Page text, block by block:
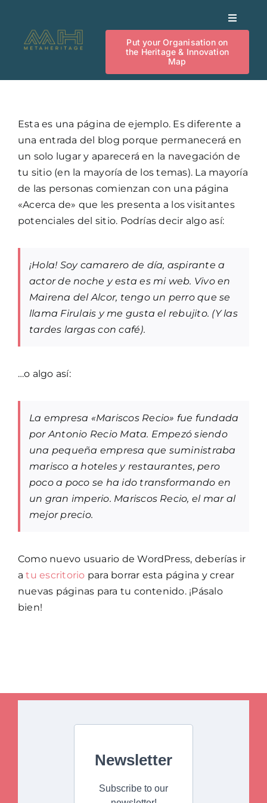
content
Toggle
Heritage Innovation Map
News
Investment
Knowledge
Events
Members
Log in
Put your Organisation on
the Heritage & Innovation
Map
Esta es una página de ejemplo. Es diferente a
una entrada del blog porque permanecerá en
un solo lugar y aparecerá en la navegación de
tu sitio (en la mayoría de los temas). La mayoría
de las personas comienzan con una página
«Acerca de» que les presenta a los visitantes
potenciales del sitio. Podrías decir algo así:
¡Hola! Soy camarero de día, aspirante a
actor de noche y esta es mi web. Vivo en
Mairena del Alcor, tengo un perro que se
llama Firulais y me gusta el rebujito. (Y las
tardes largas con café).
…o algo así:
La empresa «Mariscos Recio» fue fundada
por Antonio Recio Mata. Empezó siendo
una pequeña empresa que suministraba
marisco a hoteles y restaurantes, pero
poco a poco se ha ido transformando en
un gran imperio. Mariscos Recio, el mar al
mejor precio.
Como nuevo usuario de WordPress, deberías ir
atu escritorio para borrar esta página y crear
nuevas páginas para tu contenido. ¡Pásalo
bien!